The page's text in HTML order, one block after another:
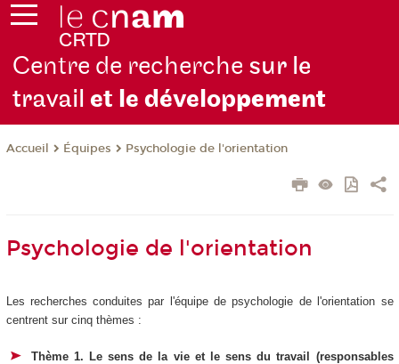
Centre de recherche sur le
travailet le développement
Accueil Équipes Psychologie de l'orientation
Psychologie de l'orientation
Les recherches conduites par l'équipe de psychologie de l'orientation se
centrent sur cinq thèmes :
Thème 1. Le sens de la vie et le sens du travail (responsables